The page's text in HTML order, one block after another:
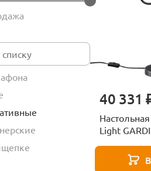
40 331
Light